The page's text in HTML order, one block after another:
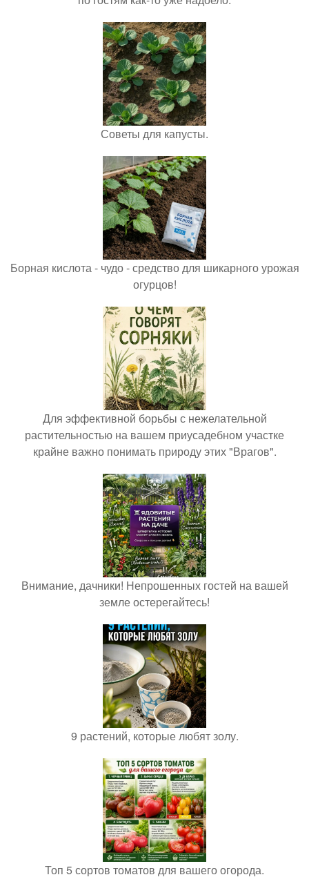
Советы для капусты.
Борная кислота - чудо - средство для шикарного урожая
огурцов!
Для эффективной борьбы с нежелательной
растительностью на вашем приусадебном участке
крайне важно понимать природу этих "Врагов".
Внимание, дачники! Непрошенных гостей на вашей
земле остерегайтесь!
9 растений, которые любят золу.
Топ 5 сортов томатов для вашего огорода.